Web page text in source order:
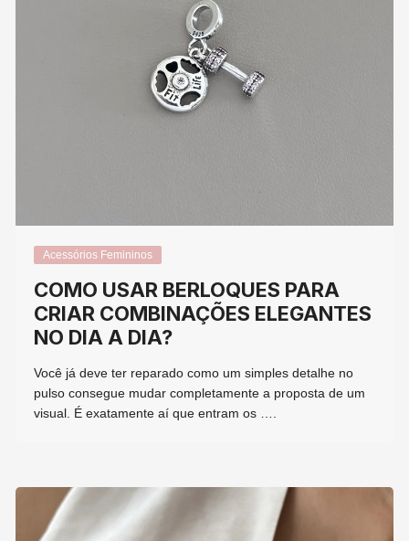
Acessórios Femininos
COMO USAR BERLOQUES PARA
CRIAR COMBINAÇÕES ELEGANTES
NO DIA A DIA?
Você já deve ter reparado como um simples detalhe no
pulso consegue mudar completamente a proposta de um
visual. É exatamente aí que entram os ….